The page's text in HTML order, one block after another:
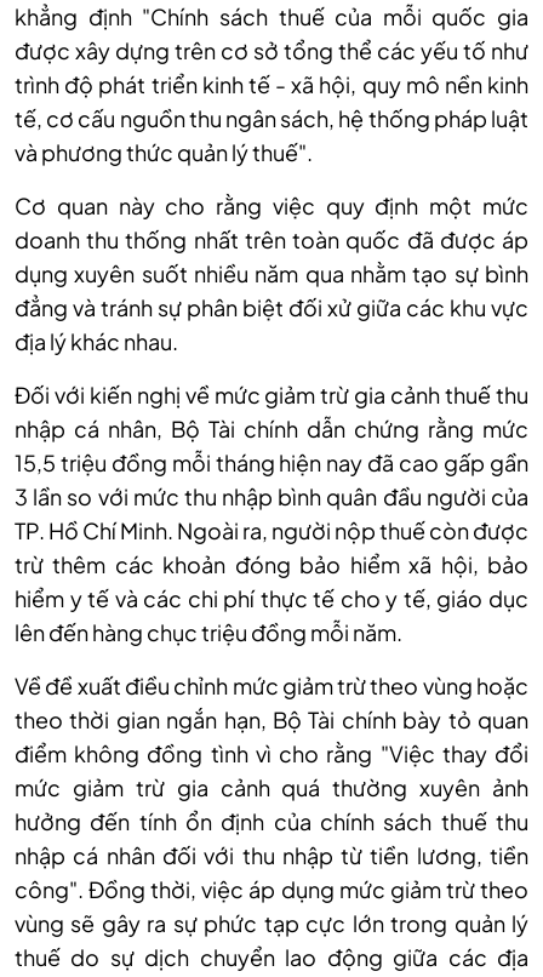
khẳng định "Chính sách thuế của mỗi quốc gia
được xây dựng trên cơ sở tổng thể các yếu tố như
trình độ phát triển kinh tế - xã hội, quy mô nền kinh
tế, cơ cấu nguồn thu ngân sách, hệ thống pháp luật
và phương thức quản lý thuế".
Cơ quan này cho rằng việc quy định một mức
doanh thu thống nhất trên toàn quốc đã được áp
dụng xuyên suốt nhiều năm qua nhằm tạo sự bình
đẳng và tránh sự phân biệt đối xử giữa các khu vực
địa lý khác nhau.
Đối với kiến nghị về mức giảm trừ gia cảnh thuế thu
nhập cá nhân, Bộ Tài chính dẫn chứng rằng mức
15,5 triệu đồng mỗi tháng hiện nay đã cao gấp gần
3 lần so với mức thu nhập bình quân đầu người của
TP. Hồ Chí Minh. Ngoài ra, người nộp thuế còn được
trừ thêm các khoản đóng bảo hiểm xã hội, bảo
hiểm y tế và các chi phí thực tế cho y tế, giáo dục
lên đến hàng chục triệu đồng mỗi năm.
Về đề xuất điều chỉnh mức giảm trừ theo vùng hoặc
theo thời gian ngắn hạn, Bộ Tài chính bày tỏ quan
điểm không đồng tình vì cho rằng "Việc thay đổi
mức giảm trừ gia cảnh quá thường xuyên ảnh
hưởng đến tính ổn định của chính sách thuế thu
nhập cá nhân đối với thu nhập từ tiền lương, tiền
công". Đồng thời, việc áp dụng mức giảm trừ theo
vùng sẽ gây ra sự phức tạp cực lớn trong quản lý
thuế do sự dịch chuyển lao động giữa các địa